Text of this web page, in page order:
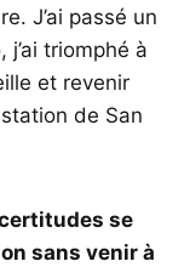
J’ai passé un
triomphé à
et revenir
de San
se
sans venir à